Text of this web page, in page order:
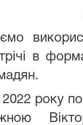
в
року